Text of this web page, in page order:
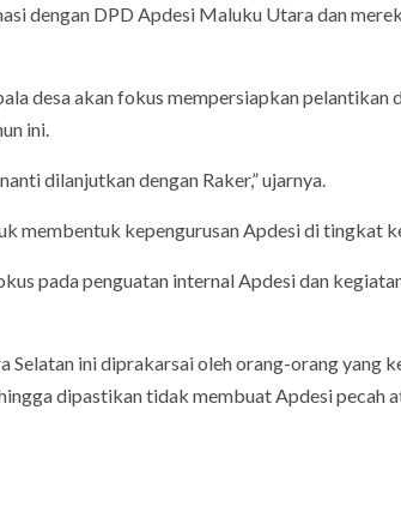
dengan DPD Apdesi Maluku Utara dan
desa akan fokus mempersiapkan pelantikan
ini.
dilanjutkan dengan Raker,” ujarnya.
membentuk kepengurusan Apdesi di tingkat
pada penguatan internal Apdesi dan
ini diprakarsai oleh orang-orang yang
dipastikan tidak membuat Apdesi pecah